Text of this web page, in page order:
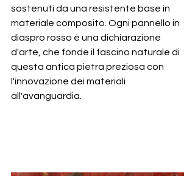
sostenuti da una resistente base in
materiale composito. Ogni pannello in
diaspro rosso è una dichiarazione
d'arte, che fonde il fascino naturale di
questa antica pietra preziosa con
l'innovazione dei materiali
all'avanguardia.